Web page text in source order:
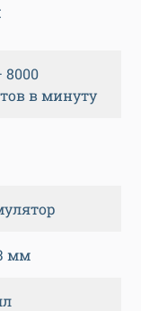
8000
в минуту
мм